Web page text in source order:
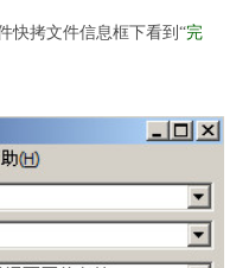
拷文件信息框下看到“完